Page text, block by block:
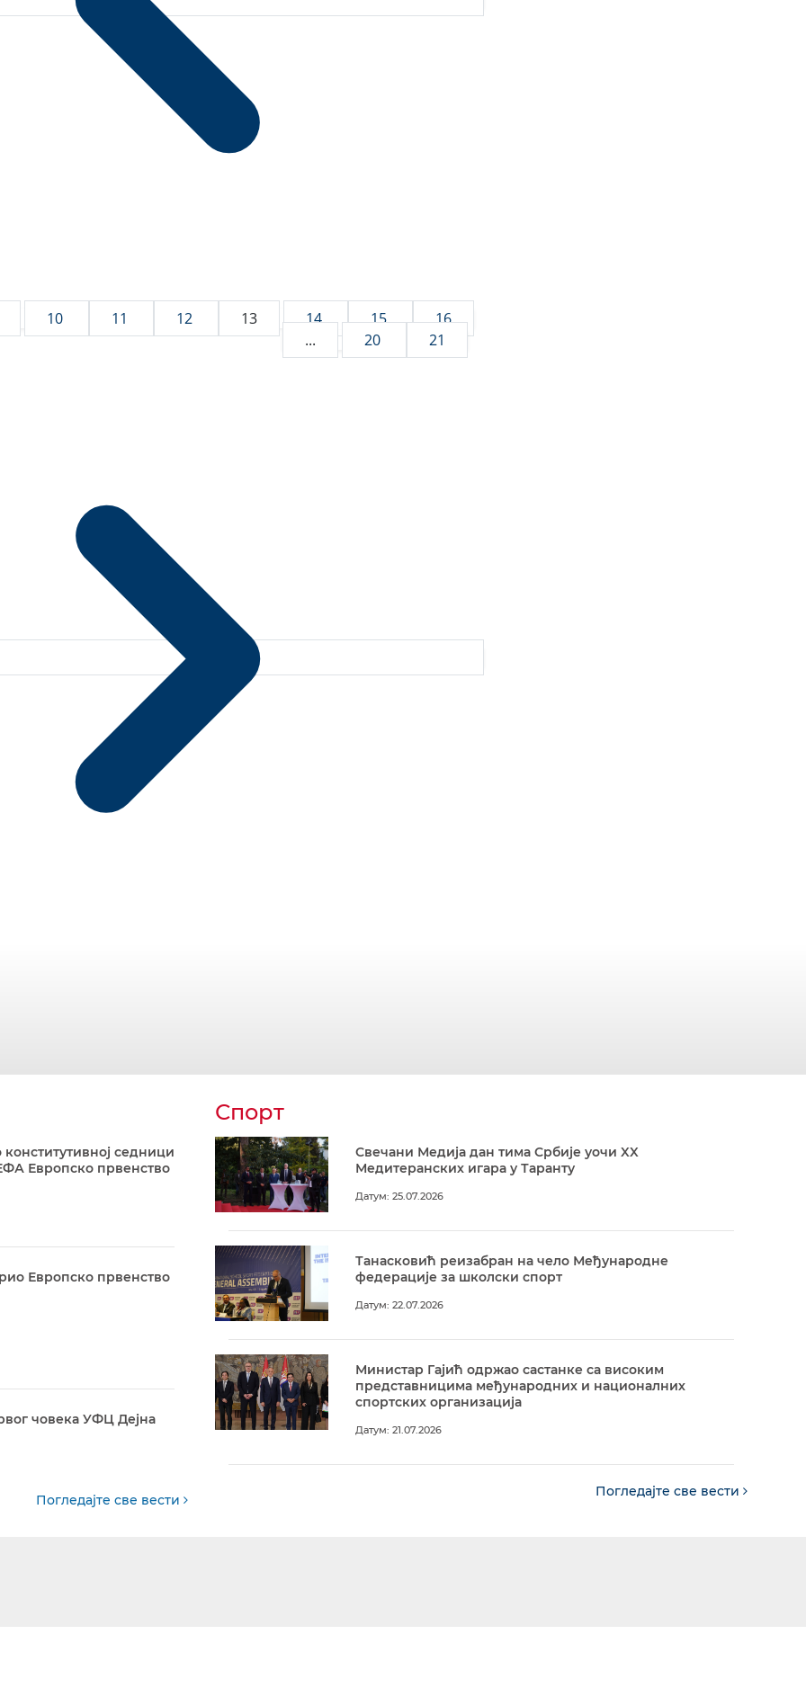
10 11 12 13 14 15
16
...
20 21
седници
Европско првенство
Европско првенство
човека УФЦ Дејна
Погледајте све вести
Спорт
Свечани Медија дан тима Србије уочи XX
Медитеранских игара у Таранту
Датум: 25.07.2026
Танасковић реизабран на чело Међународне
федерације за школски спорт
Датум: 22.07.2026
Министар Гајић одржао састанке са високим
представницима међународних и националних
спортских организација
Датум: 21.07.2026
Погледајте све вести